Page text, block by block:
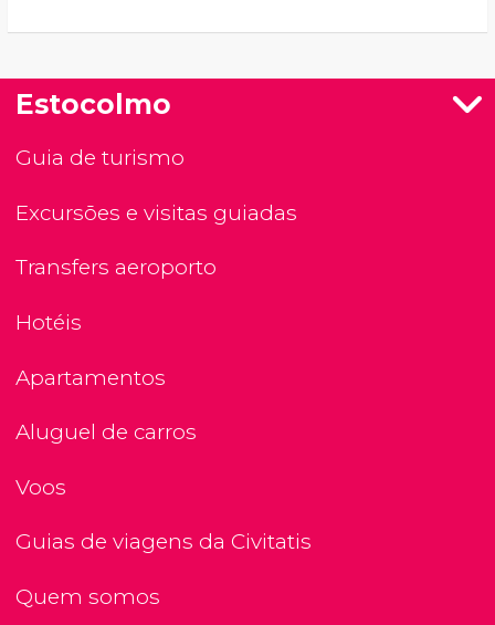
Estocolmo
Guia de turismo
Excursões e visitas guiadas
Transfers aeroporto
Hotéis
Apartamentos
Aluguel de carros
Voos
Guias de viagens da Civitatis
Quem somos